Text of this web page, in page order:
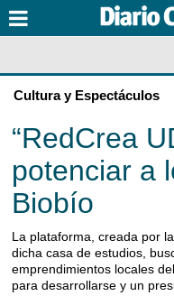
Cultura y Espectáculos
“RedCrea
potenciar a
Biobío
La plataforma, creada por
dicha casa de estudios,
emprendimientos locales
para desarrollarse y un